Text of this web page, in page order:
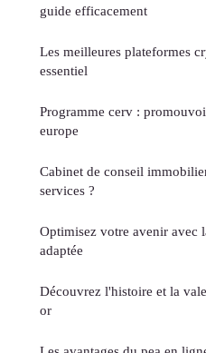
guide efficacement
Les meilleures plateformes
essentiel
Programme cerv :
europe
Cabinet de conseil
services ?
Optimisez votre avenir avec
adaptée
Découvrez l'histoire et la
or